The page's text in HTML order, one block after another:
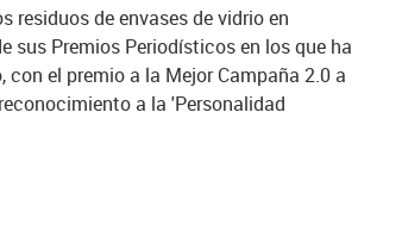
residuos de envases de vidrio en
sus Premios Periodísticos en los que ha
el premio a la Mejor Campaña 2.0 a
a la 'Personalidad